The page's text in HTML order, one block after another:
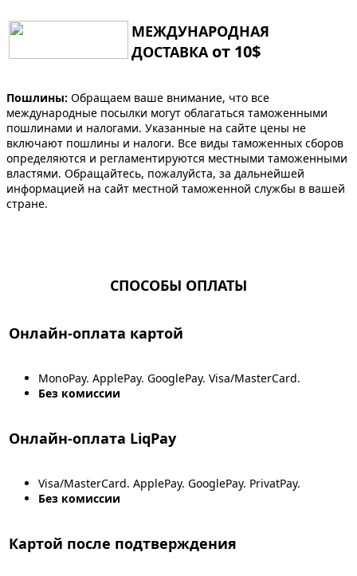
МЕЖДУНАРОДНАЯ
ДОСТАВКА от 10$
Пошлины: Обращаем ваше внимание, что все
международные посылки могут облагаться таможенными
пошлинами и налогами. Указанные на сайте цены не
включают пошлины и налоги. Все виды таможенных сборов
определяются и регламентируются местными таможенными
властями. Обращайтесь, пожалуйста, за дальнейшей
информацией на сайт местной таможенной службы в вашей
стране.
СПОСОБЫ ОПЛАТЫ
Онлайн-оплата картой
MonoPay. ApplePay. GooglePay. Visa/MasterCard.
Без комиссии
Онлайн-оплата LiqPay
Visa/MasterCard. ApplePay. GooglePay. PrivatPay.
Без комиссии
Картой после подтверждения